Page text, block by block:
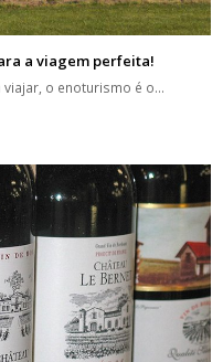
a viagem perfeita!
viajar, o enoturismo é o…